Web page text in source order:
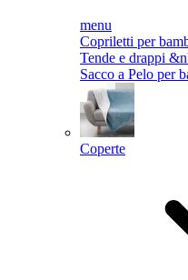
menu
Copriletti per
Tende e drappi
Sacco a Pelo per
Coperte